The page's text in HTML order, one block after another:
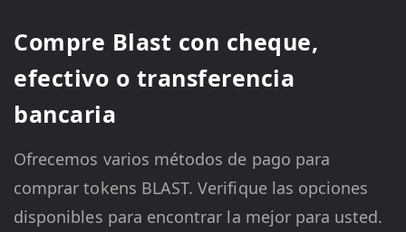
Compre Blast con cheque,
efectivo o transferencia
bancaria
Ofrecemos varios métodos de pago para
comprar tokens BLAST. Verifique las opciones
disponibles para encontrar la mejor para usted.